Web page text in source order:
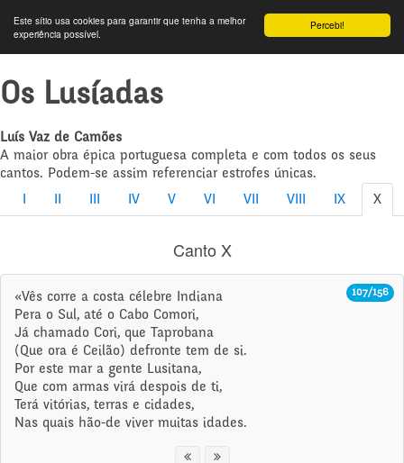
Percebi!
Este sítio usa cookies para garantir que tenha a melhor
experiência possível.
Os Lusíadas
Luís Vaz de Camões
A maior obra épica portuguesa completa e com todos os seus
cantos. Podem-se assim referenciar estrofes únicas.
IV V VI VII VIII IX X
Canto X
107/156
«Vês corre a costa célebre Indiana
Pera o Sul, até o Cabo Comori,
Já chamado Cori, que Taprobana
(Que ora é Ceilão) defronte tem de si.
Por este mar a gente Lusitana,
Que com armas virá despois de ti,
Terá vitórias, terras e cidades,
Nas quais hão-de viver muitas idades.